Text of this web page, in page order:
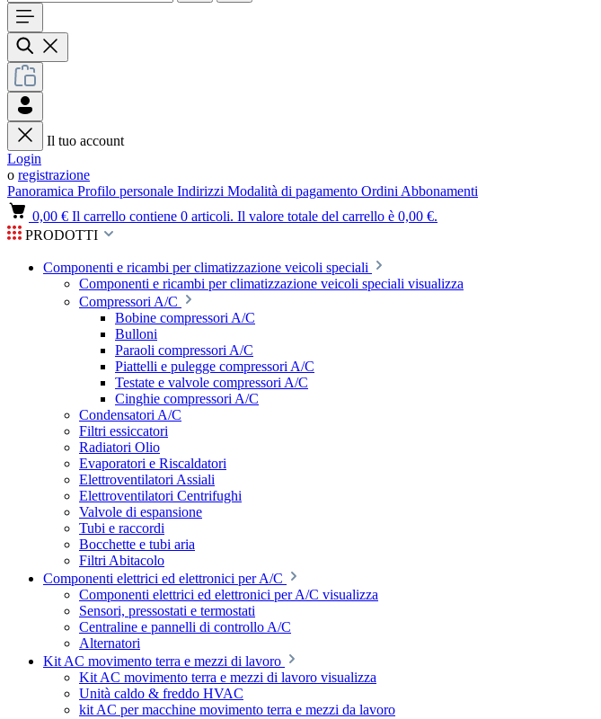
Il tuo account
Login
o registrazione
Panoramica Profilo personale Indirizzi Modalità di pagamento Ordini Abbonamenti
0,00 € Il carrello contiene 0 articoli. Il valore totale del carrello è 0,00 €.
PRODOTTI
Componenti e ricambi per climatizzazione veicoli speciali
Componenti e ricambi per climatizzazione veicoli speciali visualizza
Compressori A/C
Bobine compressori A/C
Bulloni
Paraoli compressori A/C
Piattelli e pulegge compressori A/C
Testate e valvole compressori A/C
Cinghie compressori A/C
Condensatori A/C
Filtri essiccatori
Radiatori Olio
Evaporatori e Riscaldatori
Elettroventilatori Assiali
Elettroventilatori Centrifughi
Valvole di espansione
Tubi e raccordi
Bocchette e tubi aria
Filtri Abitacolo
Componenti elettrici ed elettronici per A/C
Componenti elettrici ed elettronici per A/C visualizza
Sensori, pressostati e termostati
Centraline e pannelli di controllo A/C
Alternatori
Kit AC movimento terra e mezzi di lavoro
Kit AC movimento terra e mezzi di lavoro visualizza
Unità caldo & freddo HVAC
kit AC per macchine movimento terra e mezzi da lavoro